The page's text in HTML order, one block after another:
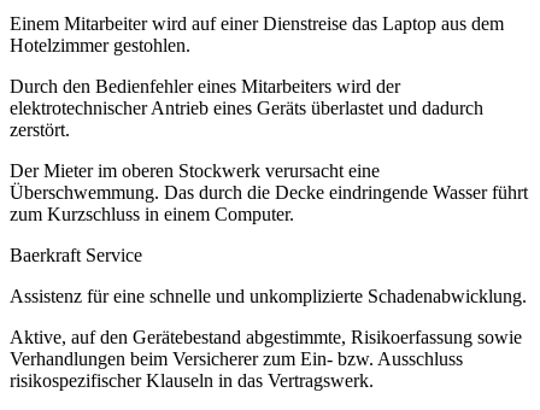
Einem Mitarbeiter wird auf einer Dienstreise das Laptop aus dem
Hotelzimmer gestohlen.
Durch den Bedienfehler eines Mitarbeiters wird der
elektrotechnischer Antrieb eines Geräts überlastet und dadurch
zerstört.
Der Mieter im oberen Stockwerk verursacht eine
Überschwemmung. Das durch die Decke eindringende Wasser führt
zum Kurzschluss in einem Computer.
Baerkraft Service
Assistenz für eine schnelle und unkomplizierte Schadenabwicklung.
Aktive, auf den Gerätebestand abgestimmte, Risikoerfassung sowie
Verhandlungen beim Versicherer zum Ein- bzw. Ausschluss
risikospezifischer Klauseln in das Vertragswerk.